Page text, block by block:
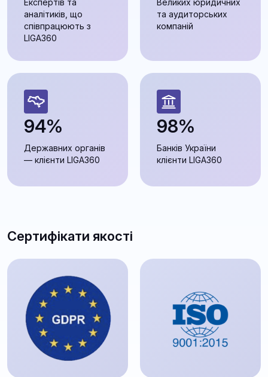
Експертів та
аналітиків, що
співпрацюють з
LIGA360
Великих юридичних
та аудиторських
компаній
94%
Державних органів
— клієнти LIGA360
98%
Банків України
клієнти LIGA360
Сертифікати якості